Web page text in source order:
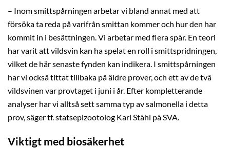
– Inom smittspårningen arbetar vi bland annat med att
försöka ta reda på varifrån smittan kommer och hur den har
kommit in i besättningen. Vi arbetar med flera spår. En teori
har varit att vildsvin kan ha spelat en roll i smittspridningen,
vilket de här senaste fynden kan indikera. I smittspårningen
har vi också tittat tillbaka på äldre prover, och ett av de två
vildsvinen var provtaget i juni i år. Efter kompletterande
analyser har vi alltså sett samma typ av salmonella i detta
prov, säger tf. statsepizootolog Karl Ståhl på SVA.
Viktigt med biosäkerhet